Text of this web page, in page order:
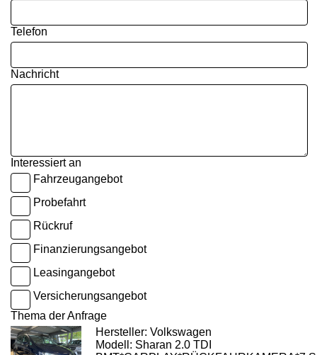
Telefon
Nachricht
Interessiert an
Fahrzeugangebot
Probefahrt
Rückruf
Finanzierungsangebot
Leasingangebot
Versicherungsangebot
Thema der Anfrage
Hersteller: Volkswagen
Modell: Sharan 2.0 TDI